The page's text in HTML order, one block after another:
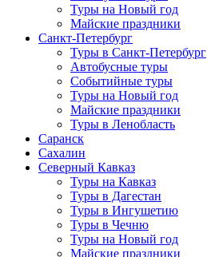
Туры на Новый год
Майские праздники
Санкт-Петербург
Туры в Санкт-Петербург
Автобусные туры
Событийные туры
Туры на Новый год
Майские праздники
Туры в Ленобласть
Саранск
Сахалин
Северный Кавказ
Туры на Кавказ
Туры в Дагестан
Туры в Ингушетию
Туры в Чечню
Туры на Новый год
Майские праздники